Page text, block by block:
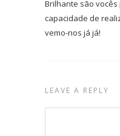
Brilhante são
capacidade de
vemo-nos já já!
LEAVE A REPLY